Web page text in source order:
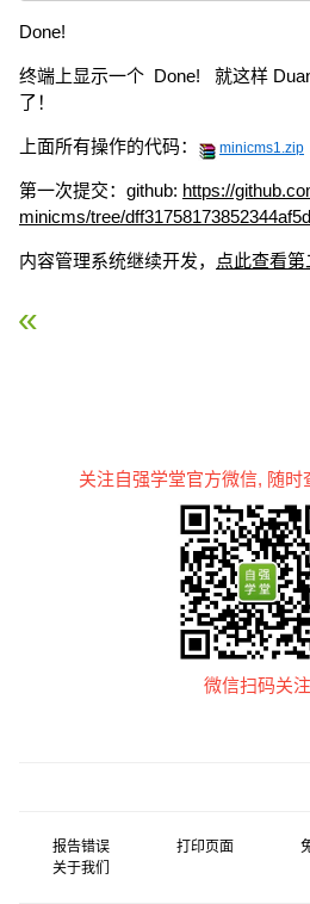
Done!
终端上显示一个 Done! 就这样
了！
上面所有操作的代码： minicms1.zip
第一次提交：github: https://
minicms/tree/
内容管理系统继续开发， 点此查看
« Python/Django 生成二维码
关注自强学堂官方微信, 随时
微信扫码关注
报告错误 打印页面
关于我们